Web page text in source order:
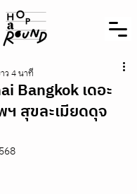
Bangkok เดอะ
ฯ สุขละเมียดดุจ
ว 4 นาที